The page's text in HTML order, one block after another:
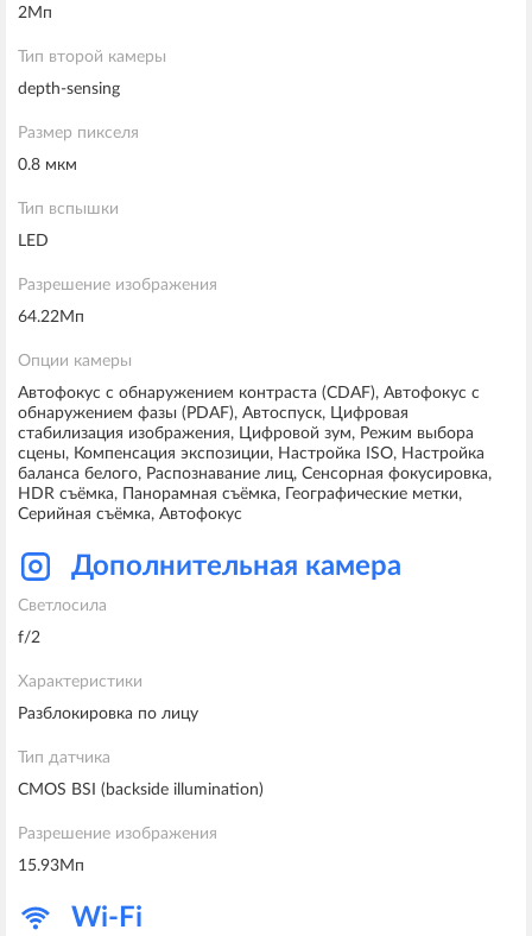
2Мп
Тип второй камеры
depth-sensing
Размер пикселя
0.8 мкм
Тип вспышки
LED
Разрешение изображения
64.22Мп
Опции камеры
Aвтофокус с обнаружением контраста (CDAF), Автофокус с
обнаружением фазы (PDAF), Автоспуск, Цифровая
стабилизация изображения, Цифровой зум, Режим выбора
сцены, Компенсация экспозиции, Настройка ISO, Настройка
баланса белого, Распознавание лиц, Сенсорная фокусировка,
HDR съёмка, Панорамная съёмка, Географические метки,
Серийная съёмка, Автофокус
Дополнительная камера
Светлосила
f/2
Характеристики
Разблокировка по лицу
Тип датчика
CMOS BSI (backside illumination)
Разрешение изображения
15.93Мп
Wi-Fi